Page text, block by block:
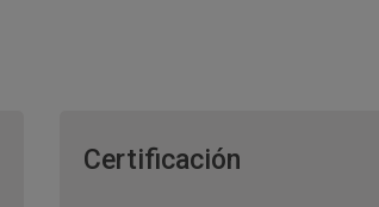
Certificación